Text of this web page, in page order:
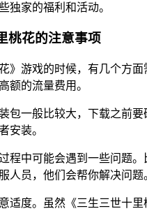
独家的福利和活动。
桃花的注意事项
》游戏的时候，有几个方
额的流量费用。
包一般比较大，下载之前
安装。
程中可能会遇到一些问题
人员，他们会帮你解决问题
适度。虽然《三生三世十